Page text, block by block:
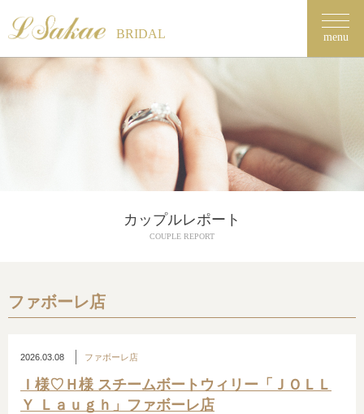
BRIDAL menu
カップルレポート
COUPLE REPORT
ファボーレ店
2026.03.08 ファボーレ店
Ｉ様♡Ｈ様 スチームボートウィリー「ＪＯＬＬ
Ｙ Ｌａｕｇｈ」ファボーレ店